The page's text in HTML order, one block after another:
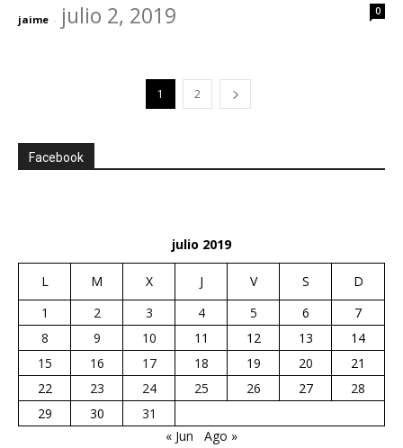
jaime - julio 2, 2019 0
1 2
Facebook
julio 2019
L M X J V S
D
1
2 3 4 5 6
7
8
9 10 11 12 13
14
15
16 17 18 19 20
21
22
23 24 25 26 27
28
29
30
31
« Jun
Ago »